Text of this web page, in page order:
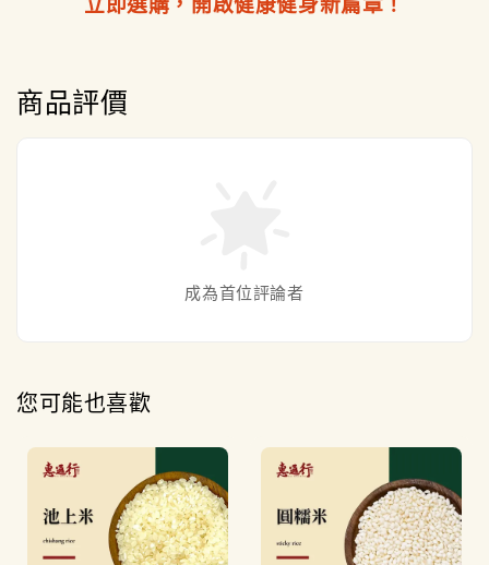
立即選購，開啟健康健身新篇章！
商品評價
成為首位評論者
您可能也喜歡